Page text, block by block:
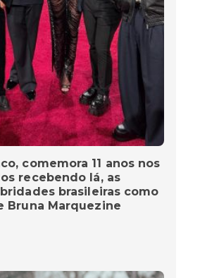
comemora 11 anos nos
recebendo lá, as
brasileiras como
Bruna Marquezine